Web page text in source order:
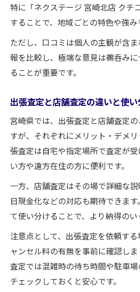
特に「ネクステージ 宮崎北店 クチ
することで、地域ごとの特色や強み
ただし、口コミは個人の主観が含
報を比較し、極端な意見は鵜呑み
ることが重要です。
出張査定と店舗査定の違いと使
宮崎県では、出張査定と店舗査定
すが、それぞれにメリット・デメ
張査定は自宅や指定場所で査定が
い方や遠方在住の方に便利です。
一方、店舗査定はその場で詳細な
日現金化などの対応も期待できま
て使い分けることで、より納得のい
注意点として、出張査定を依頼す
ャンセル料の有無を事前に確認し
査定では混雑時の待ち時間や駐車
チェックしておくと安心です。